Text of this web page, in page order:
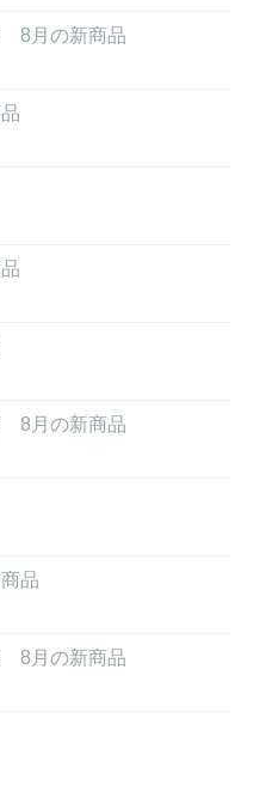
8月の新商品
8月の新商品
品
8月の新商品